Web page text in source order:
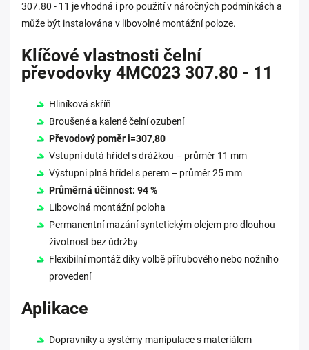
307.80 - 11 je vhodná i pro použití v náročných podmínkách a
může být instalována v libovolné montážní poloze.
Klíčové vlastnosti čelní
převodovky 4MC023 307.80 - 11
Hliníková skříň
Broušené a kalené čelní ozubení
Převodový poměr i=307,80
Vstupní dutá hřídel s drážkou – průměr 11 mm
Výstupní plná hřídel s perem – průměr 25 mm
Průměrná účinnost: 94 %
Libovolná montážní poloha
Permanentní mazání syntetickým olejem pro dlouhou
životnost bez údržby
Flexibilní montáž díky volbě přírubového nebo nožního
provedení
Aplikace
Dopravníky a systémy manipulace s materiálem